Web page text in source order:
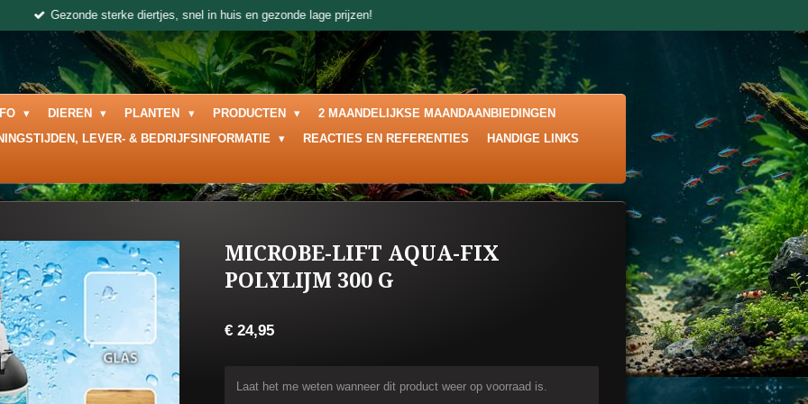
Gezonde sterke diertjes, snel in huis en gezonde lage prijzen!
DIEREN PLANTEN PRODUCTEN
2 MAANDELIJKSE MAANDAANBIEDINGEN
LEVER- & BEDRIJFSINFORMATIE REACTIES EN REFERENTIES HANDIGE LINKS
MICROBE-LIFT AQUA-FIX
POLYLIJM 300 G
€ 24,95
Laat het me weten wanneer dit product weer op voorraad is.